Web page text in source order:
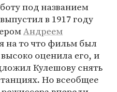
под названием
в 1917 году
Андреем
на то что фильм был
оценила его, и
Кулешову снять
Но всеобщее